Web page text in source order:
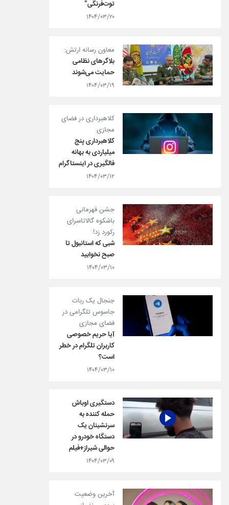
توت‌فرنگی”
۱۴۰۴/۰۳/۲۰
معاون رسانه ارتش:
بلاگرهای نظامی
حمایت می‌شوند
۱۴۰۴/۰۳/۱۹
کلاهبرداری در فضای
مجازی
کلاهبرداری پنج
میلیاردی به بهانه
فالگیری در اینستاگرام
۱۴۰۴/۰۳/۱۲
جشن قهرمانی
باشکوه گالاتاسرای
رکورد زد!
شبی که استانبول تا
صبح نخوابید
۱۴۰۴/۰۳/۱۰
جنجال یک ربات
جاسوس تلگرامی در
فضای مجازی
آیا حریم خصوصی
کاربران تلگرام در خطر
است؟
۱۴۰۴/۰۳/۱۰
دستگیری اوباش
حمله کننده به
سرنشینان یک
دستگاه خودرو در
حوالی شیراز+فیلم
۱۴۰۴/۰۳/۰۹
آخرین وضعیت